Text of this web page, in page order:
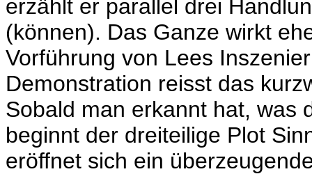
erzählt er parallel drei
(können). Das Ganze wirkt
Vorführung von Lees
Demonstration reisst das
Sobald man erkannt hat, was
beginnt der dreiteilige Plot
eröffnet sich ein